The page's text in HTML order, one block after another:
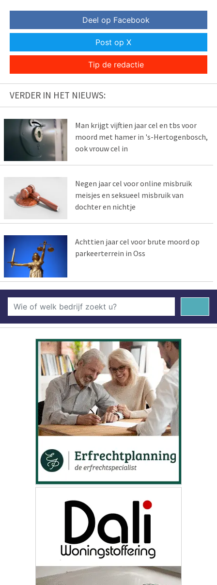
Deel op Facebook
Post op X
Tip de redactie
VERDER IN HET NIEUWS:
Man krijgt vijftien jaar cel en tbs voor
moord met hamer in 's-Hertogenbosch,
ook vrouw cel in
Negen jaar cel voor online misbruik
meisjes en seksueel misbruik van
dochter en nichtje
Achttien jaar cel voor brute moord op
parkeerterrein in Oss